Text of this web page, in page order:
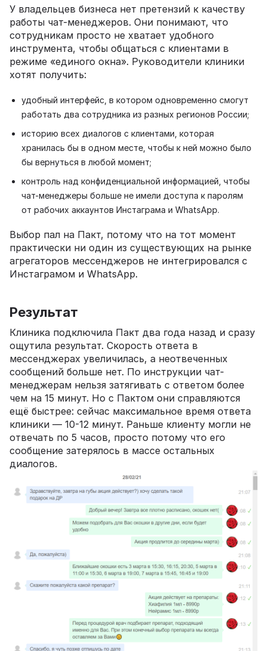
У владельцев бизнеса нет претензий к качеству
работы чат-менеджеров. Они понимают, что
сотрудникам просто не хватает удобного
инструмента, чтобы общаться с клиентами в
режиме «единого окна». Руководители клиники
хотят получить:
удобный интерфейс, в котором одновременно смогут
работать два сотрудника из разных регионов России;
историю всех диалогов с клиентами, которая
хранилась бы в одном месте, чтобы к ней можно было
бы вернуться в любой момент;
контроль над конфиденциальной информацией, чтобы
чат-менеджеры больше не имели доступа к паролям
от рабочих аккаунтов Инстаграма и WhatsApp.
Выбор пал на Пакт, потому что на тот момент
практически ни один из существующих на рынке
агрегаторов мессенджеров не интегрировался с
Инстаграмом и WhatsApp.
Результат
Клиника подключила Пакт два года назад и сразу
ощутила результат. Скорость ответа в
мессенджерах увеличилась, а неотвеченных
сообщений больше нет. По инструкции чат-
менеджерам нельзя затягивать с ответом более
чем на 15 минут. Но с Пактом они справляются
ещё быстрее: сейчас максимальное время ответа
клиники — 10-12 минут. Раньше клиенту могли не
отвечать по 5 часов, просто потому что его
сообщение затерялось в массе остальных
диалогов.